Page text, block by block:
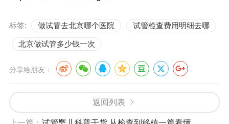
标签: 做试管去北京哪个医院 试管检查费用明细去哪
北京做试管多少钱一次
分享给朋友：
返回列表